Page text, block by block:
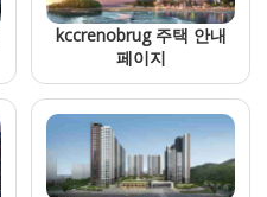
kccrenobrug 주택 안내
페이지